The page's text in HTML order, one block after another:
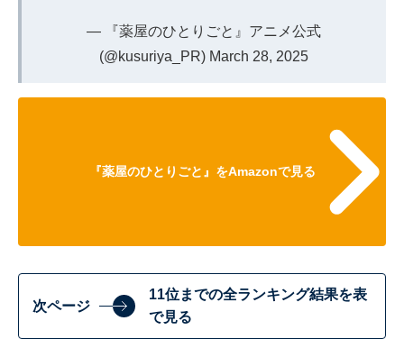
— 『薬屋のひとりごと』アニメ公式
(@kusuriya_PR) March 28, 2025
『薬屋のひとりごと』をAmazonで見る
次ページ
11位までの全ランキング結果を表
で見る